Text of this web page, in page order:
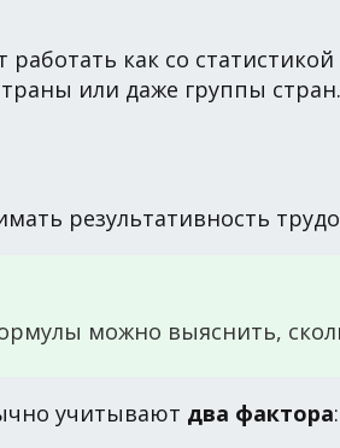
как со
или даже группы стран.
результативность
можно выяснить,
учитывают два фактора: